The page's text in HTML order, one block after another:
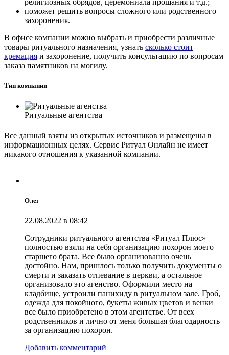
религиозных обрядов, церемониала прощания и т.д.;
поможет решить вопросы сложного или родственного
захоронения.
В офисе компании можно выбрать и приобрести различные
товары ритуального назначения, узнать сколько стоит
кремация и захоронение, получить консультацию по вопросам
заказа памятников на могилу.
Тип компании
Ритуальные агентства
Все данный взяты из открытых источников и размещены в
информационных целях. Сервис Ритуал Онлайн не имеет
никакого отношения к указанной компании.
Олег
22.08.2022 в 08:42
Сотрудники ритуального агентства «Ритуал Плюс»
полностью взяли на себя организацию похорон моего
старшего брата. Все было организованно очень
достойно. Нам, пришлось только получить документы о
смерти и заказать отпевание в церкви, а остальное
организовало это агенство. Оформили место на
кладбище, устроили панихиду в ритуальном зале. Гроб,
одежда для покойного, букеты живых цветов и венки
все было приобретено в этом агентстве. От всех
родственников и лично от меня большая благодарность
за организацию похорон.
Добавить комментарий